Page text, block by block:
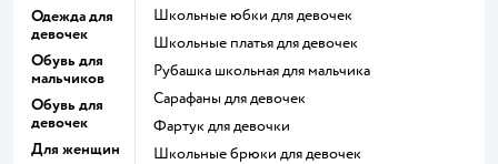
Одежда для
девочек
Обувь для
мальчиков
Обувь для
девочек
Для женщин
Школьные юбки для девочек
Школьные платья для девочек
Рубашка школьная для мальчика
Сарафаны для девочек
Фартук для девочки
Школьные брюки для девочек